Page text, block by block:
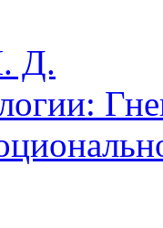
Д.